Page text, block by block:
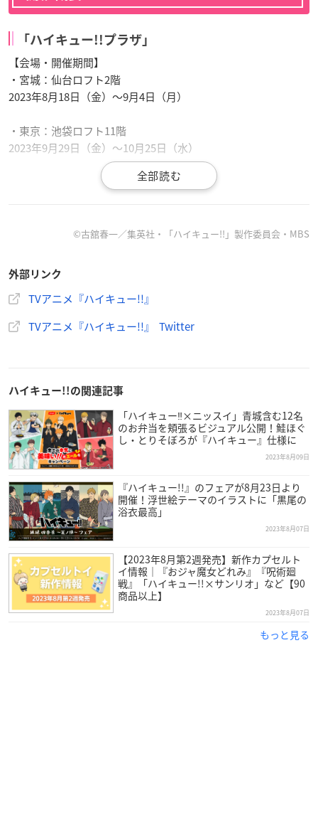
「ハイキュー!!プラザ」
【会場・開催期間】
・宮城：仙台ロフト2階
2023年8月18日（金）～9月4日（月）
・東京：池袋ロフト11階
2023年9月29日（金）～10月25日（水）
・大阪：梅田ロフト1階
・愛知：栄ロフト6階
※開催中の「千里バンパクロフト会場」「川崎ロフト会場」では、新規
描き下ろしビジュアル「助走」のお取り扱いはございません。
めご了承ください。
／
物販催事「#ハイキュープラザ」@haikyu_plaza に
新ビジュアルが登場！
＼
テーマは「助走」
新ビジュアルをデザインしたグッズの発売にあわせて
あらたに開催会場を追加発表！
▼詳細はこちらhttps://t.co/eKa8M54dAc
animepic.twitter.com/FNpvPaaQXm
— 劇場版「ハイキュー!!FINAL」 (@animehaikyu_com)A
ugust 10, 2023
©古舘春一／集英社・「ハイキュー!!」製作委員会・MBS
外部リンク
TVアニメ『ハイキュー!!』
TVアニメ『ハイキュー!!』 Twitter
ハイキュー!!の関連記事
「ハイキュー‼×ニッスイ」青城含む12名
のお弁当を頬張るビジュアル公開！鮭ほぐ
し・とりそぼろが『ハイキュー』仕様に
2023年8月09日
『ハイキュー!!』のフェアが8月23日より
開催！浮世絵テーマのイラストに「黒尾の
浴衣最高」
2023年8月07日
【2023年8月第2週発売】新作カプセルト
イ情報｜『おジャ魔女どれみ』『呪術廻
戦』「ハイキュー!!×サンリオ」など【90
商品以上】
2023年8月07日
もっと見る